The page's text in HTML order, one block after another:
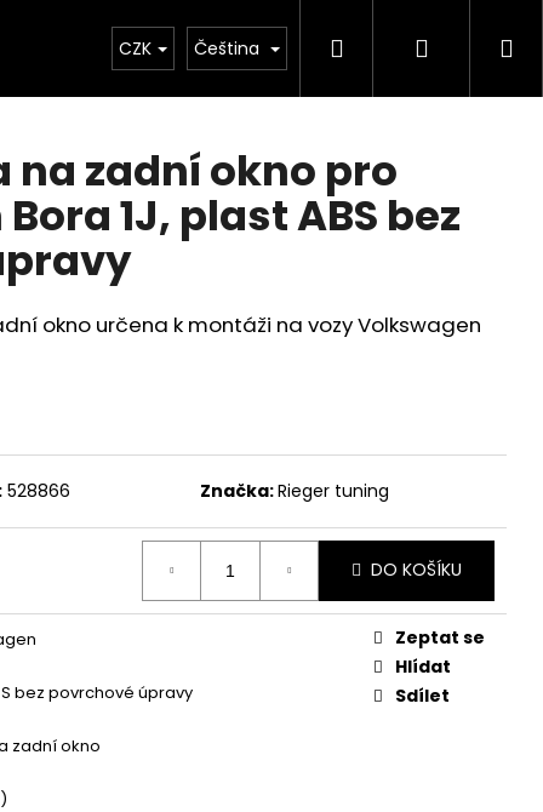
Chiptuning Projekty Exteriér Ostatní
CZK Čeština Hledat
na zadní okno pro
1J, plast ABS bez
okno určena k montáži na vozy Volkswagen
528866 Značka:Rieger tuning
DO KOŠÍKU
bez povrchové úpravy
zadní okno
Zeptat se
Hlídat
Sdílet
MODUL